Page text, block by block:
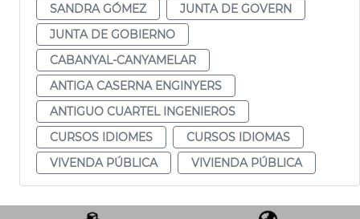
SANDRA GÓMEZ
JUNTA DE GOVERN
JUNTA DE GOBIERNO
CABANYAL-CANYAMELAR
ANTIGA CASERNA ENGINYERS
ANTIGUO CUARTEL INGENIEROS
CURSOS IDIOMES
CURSOS IDIOMAS
VIVENDA PÚBLICA
VIVIENDA PÚBLICA